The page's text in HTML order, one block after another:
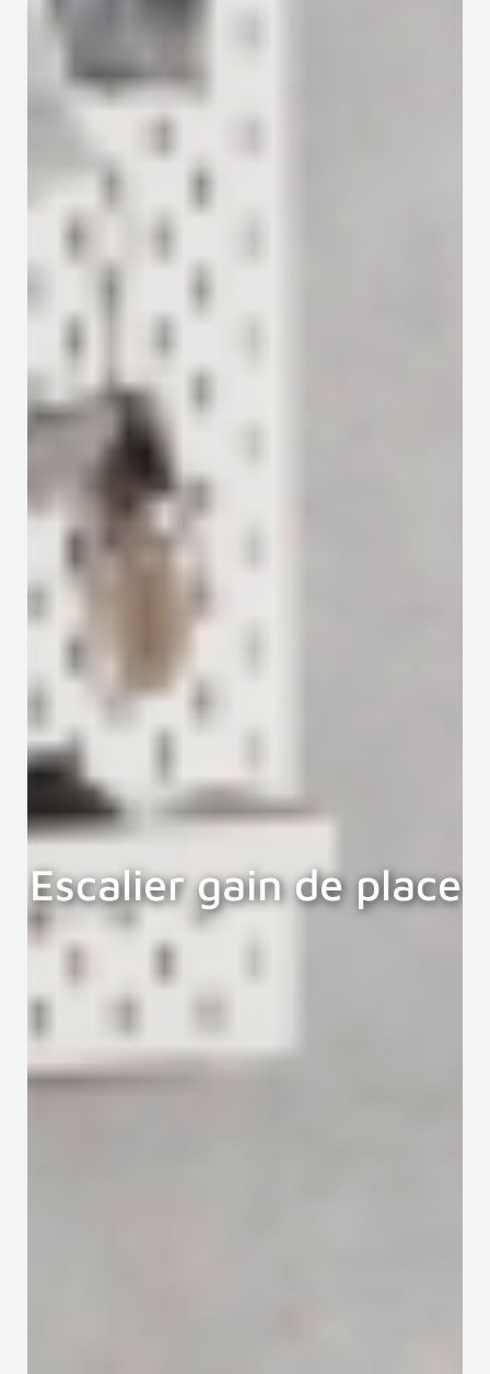
Escalier gain de place